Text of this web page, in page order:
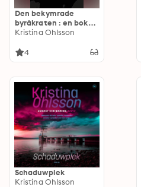
Den bekymrade
byråkraten : en bok
om migration och
Kristina Ohlsson
4
Schaduwplek
Kristina Ohlsson